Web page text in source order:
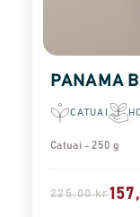
PANAMA
CATUAI
Catuai - 250 g
225,00 kr